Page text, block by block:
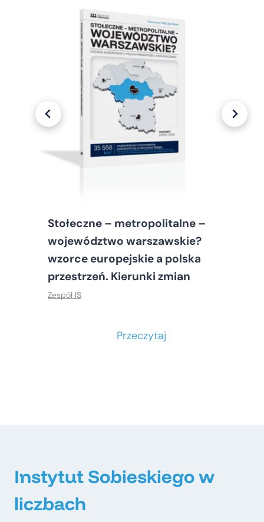
Stołeczne – metropolitalne –
województwo warszawskie?
wzorce europejskie a polska
przestrzeń. Kierunki zmian
Zespół IS
Przeczytaj
–
Instytut Sobieskiego w
liczbach